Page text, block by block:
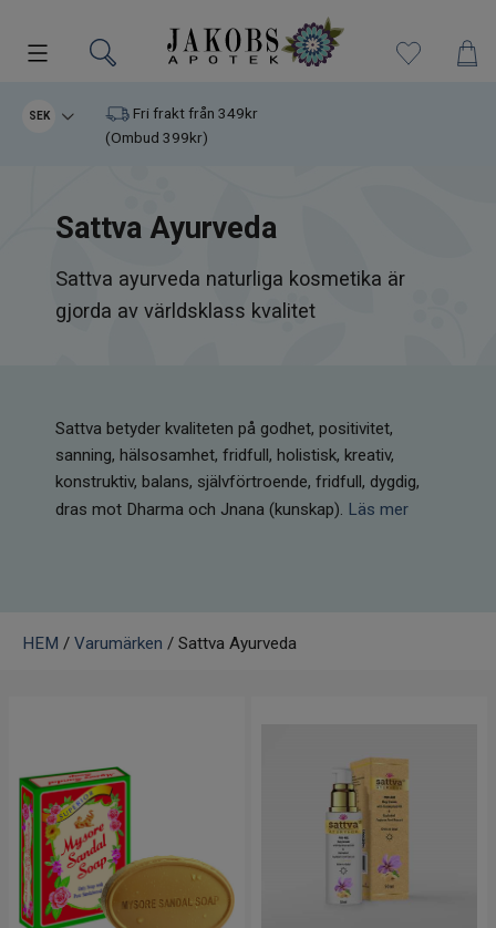
Kampanjer
Varumärken
Kosttillskott
Kristaller
Infrarött Ljus
SEK
Fri frakt från 349kr
(Ombud 399kr)
Sattva Ayurveda
Sattva ayurveda naturliga kosmetika är
gjorda av världsklass kvalitet
Sattva betyder kvaliteten på godhet, positivitet,
sanning, hälsosamhet, fridfull, holistisk, kreativ,
konstruktiv, balans, självförtroende, fridfull, dygdig,
dras mot Dharma och Jnana (kunskap). Läs mer
HEM / Varumärken / Sattva Ayurveda